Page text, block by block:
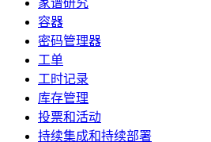
家谱研究
容器
密码管理器
工单
工时记录
库存管理
投票和活动
持续集成和持续部署